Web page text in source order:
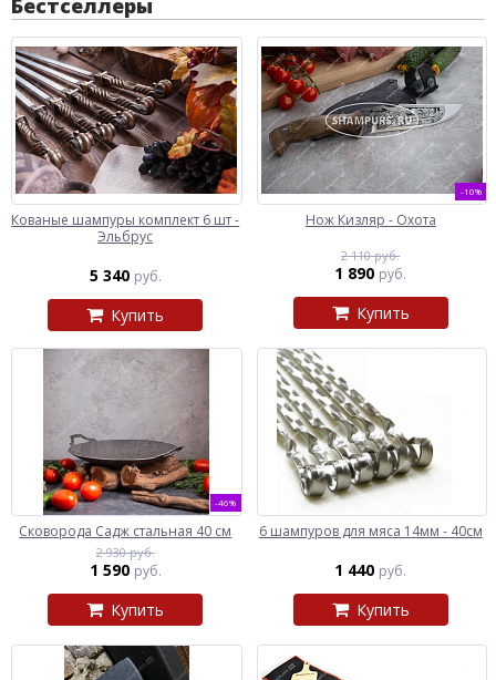
Кованые шампуры комплект 6 шт -
Эльбрус
5 340 руб.
Купить
-10%
Нож Кизляр - Охота
2 110 руб.
1 890 руб.
Купить
-46%
Сковорода Садж стальная 40 см
2 930 руб.
1 590 руб.
Купить
6 шампуров для мяса 14мм - 40см
1 440 руб.
Купить